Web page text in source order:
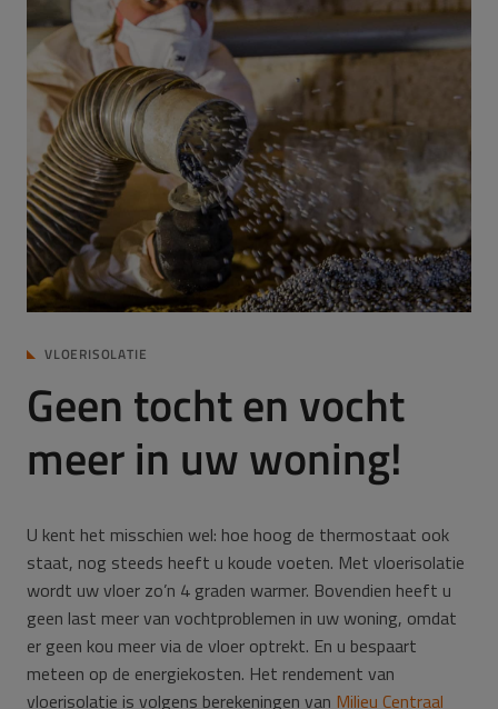
VLOERISOLATIE
Geen tocht en vocht
meer in uw woning!
U kent het misschien wel: hoe hoog de thermostaat ook
staat, nog steeds heeft u koude voeten. Met vloerisolatie
wordt uw vloer zo’n 4 graden warmer. Bovendien heeft u
geen last meer van vochtproblemen in uw woning, omdat
er geen kou meer via de vloer optrekt. En u bespaart
meteen op de energiekosten. Het rendement van
vloerisolatie is volgens berekeningen van Milieu Centraal